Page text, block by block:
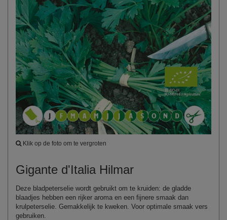
Klik op de foto om te vergroten
Gigante d'Italia Hilmar
Deze bladpeterselie wordt gebruikt om te kruiden: de gladde
blaadjes hebben een rijker aroma en een fijnere smaak dan
krulpeterselie. Gemakkelijk te kweken. Voor optimale smaak vers
gebruiken.